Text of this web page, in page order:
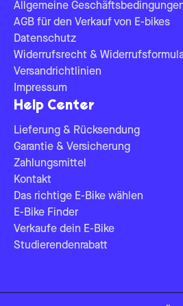
Allgemeine
AGB für den Verkauf von E-bikes
Datenschutz
Widerrufsrecht &
Versandrichtlinien
Impressum
Help Center
Lieferung & Rücksendung
Garantie & Versicherung
Zahlungsmittel
Kontakt
Das richtige E-Bike wählen
E-Bike Finder
Verkaufe dein E-Bike
Studierendenrabatt